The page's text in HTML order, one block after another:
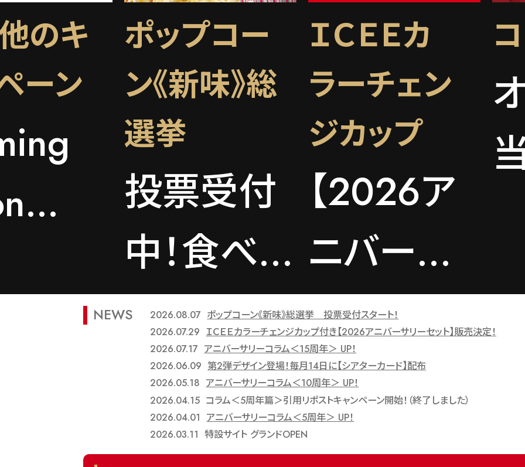
のキ
ーン
ポップコー
ン《新味》総
選挙
投票受付
中！食べて
みたい味
に投票し
よう！
ＩＣＥＥカ
ラーチェン
ジカップ
【2026ア
ニバーサ
リーセッ
ト】販売決
定！
NEWS 2026.08.07 ポップコーン《新味》総選挙 投票受付スタート！
2026.07.29 ＩＣＥＥカラーチェンジカップ付き【2026アニバーサリーセット】販売決定！
2026.07.17 アニバーサリーコラム＜15周年＞ UP！
2026.06.09 第2弾デザイン登場！毎月14日に【シアターカード】配布
2026.05.18 アニバーサリーコラム＜10周年＞ UP！
2026.04.15 コラム＜5周年篇＞引用リポストキャンペーン開始！（終了しました）
2026.04.01 アニバーサリーコラム＜5周年＞ UP！
2026.03.11 特設サイト グランドOPEN